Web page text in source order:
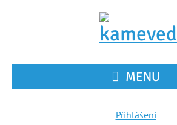
MENU
Přihlášení